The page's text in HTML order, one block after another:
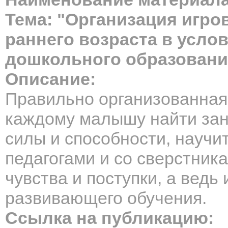
Тема: "Организация
раннего возраста в
дошкольного
Описание:
Правильно
каждому малышу найти
силы и способности,
педагогами и со
чувства и поступки, а
развивающего обучения.
Ссылка на публикацию: